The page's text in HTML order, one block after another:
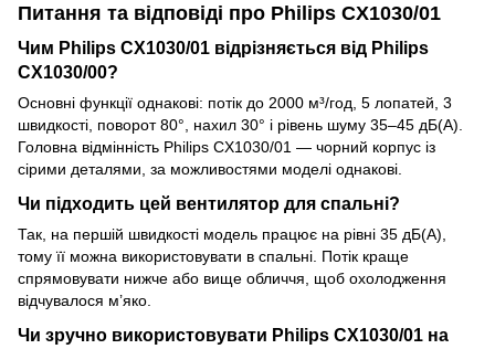
Питання та відповіді про Philips CX1030/01
Чим Philips CX1030/01 відрізняється від Philips
CX1030/00?
Основні функції однакові: потік до 2000 м³/год, 5 лопатей, 3
швидкості, поворот 80°, нахил 30° і рівень шуму 35–45 дБ(А).
Головна відмінність Philips CX1030/01 — чорний корпус із
сірими деталями, за можливостями моделі однакові.
Чи підходить цей вентилятор для спальні?
Так, на першій швидкості модель працює на рівні 35 дБ(А),
тому її можна використовувати в спальні. Потік краще
спрямовувати нижче або вище обличчя, щоб охолодження
відчувалося м’яко.
Чи зручно використовувати Philips CX1030/01 на